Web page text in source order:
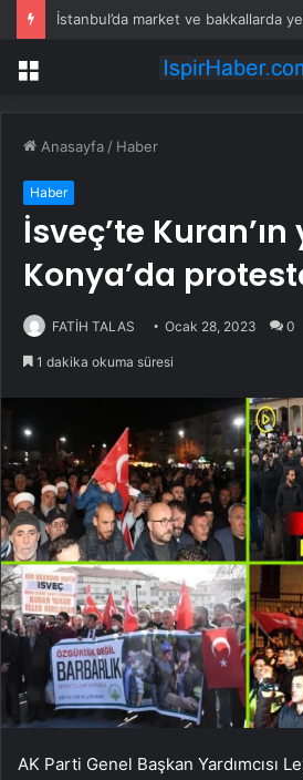
Menü
Anasayfa / Haber
Haber
İsveç’te Kuran’ın
Konya’da
FATİH TALAS Ocak 28, 2023 0
1 dakika okuma süresi
AK Parti Genel Başkan Yardımcısı